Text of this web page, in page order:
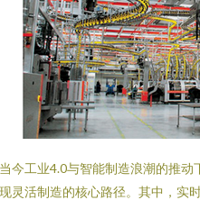
今工业4.0与智能制造浪潮的推
灵活制造的核心路径。其中，实